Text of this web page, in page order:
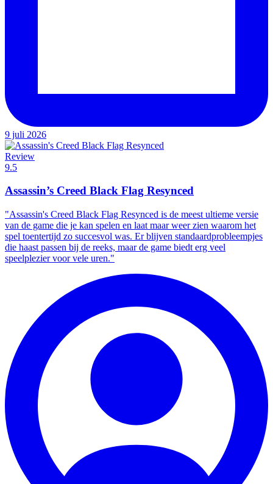
9 juli 2026
Review
9.5
Assassin’s Creed Black Flag Resynced
"Assassin's Creed Black Flag Resynced is de meest ultieme versie
van de game die je kan spelen en laat maar weer zien waarom het
spel toentertijd zo succesvol was. Er blijven standaardprobleempjes
die haast passen bij de reeks, maar de game biedt erg veel
speelplezier voor vele uren."